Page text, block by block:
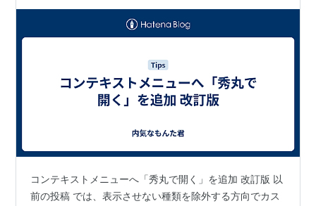
コンテキストメニューへ「秀丸で開く」を追加 改訂版 以
前の投稿 では、表示させない種類を除外する方向でカス